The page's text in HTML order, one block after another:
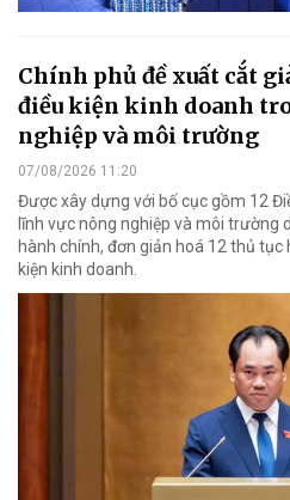
Chính phủ đề xuất cắt
điều kiện kinh doanh
nghiệp và môi trường
07/08/2026 11:20
Được xây dựng với bố cục gồm 12
lĩnh vực nông nghiệp và môi trường
hành chính, đơn giản hoá 12 thủ
kiện kinh doanh.